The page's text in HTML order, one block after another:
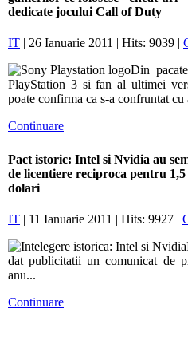
dedicate jocului Call of Duty
IT | 26 Ianuarie 2011 | Hits: 9039 |
Din
PlayStation 3 si fan al ultimei
poate confirma ca s-a confruntat cu
Continuare
Pact istoric: Intel si Nvidia au
de licentiere reciproca pentru
dolari
IT | 11 Ianuarie 2011 | Hits: 9927 |
dat publicitatii un comunicat de
anu...
Continuare